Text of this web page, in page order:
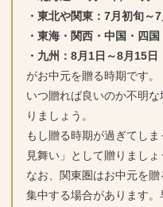
・東北や関東：7月初旬～
・東海・関西・中国・四
・九州：8月1日～8月15日
がお中元を贈る時期です。
いつ贈れば良いのか不明
りましょう。
もし贈る時期が過ぎてし
見舞い」として贈りましょ
なお、関東圏はお中元を
集中する場合があります